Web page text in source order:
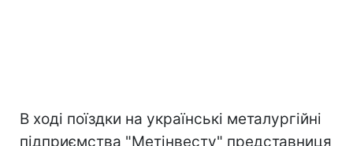
В ході поїздки на українські металургійні
підприємства "Метінвесту" представниця